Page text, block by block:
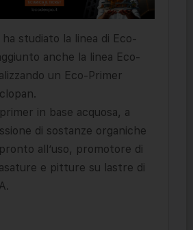
studiato la linea di Eco-
anche la linea Eco-
un Eco-Primer
in base acquosa, a
di sostanze organiche
all’uso, promotore di
e pitture su lastre di